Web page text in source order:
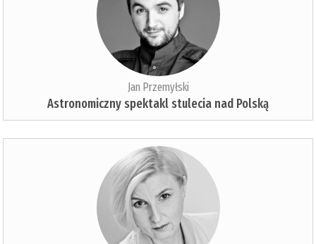
Jan Przemyłski
Astronomiczny spektakl stulecia nad Polską